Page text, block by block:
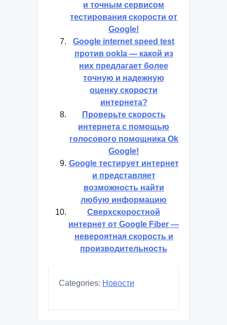
и точным сервисом
тестирования скорости от
Google!
Google internet speed test
против ookla — какой из
них предлагает более
точную и надежную
оценку скорости
интернета?
Проверьте скорость
интернета с помощью
голосового помощника Ok
Google!
Google тестирует интернет
и представляет
возможность найти
любую информацию
Сверхскоростной
интернет от Google Fiber —
невероятная скорость и
производительность
Categories: Новости